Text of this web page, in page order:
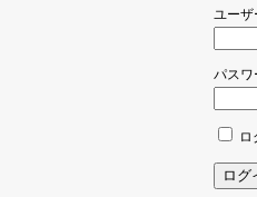
ユーザ
パスワ
ロ